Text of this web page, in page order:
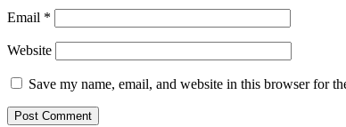
Email *
Website
Save my name, email, and website in this browser for